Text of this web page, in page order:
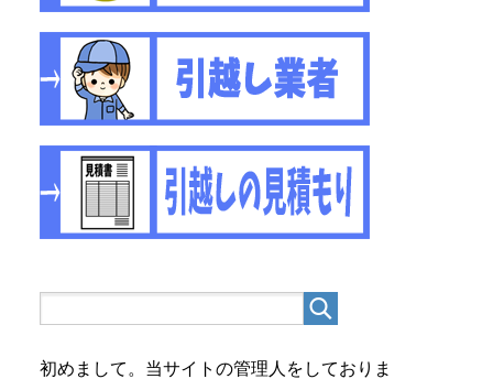
初めまして。当サイトの管理人をしておりま